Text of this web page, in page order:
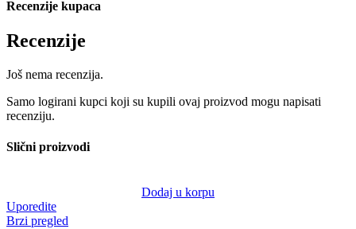
Recenzije kupaca
Recenzije
Još nema recenzija.
Samo logirani kupci koji su kupili ovaj proizvod mogu napisati
recenziju.
Slični proizvodi
Dodaj u korpu
Uporedite
Brzi pregled